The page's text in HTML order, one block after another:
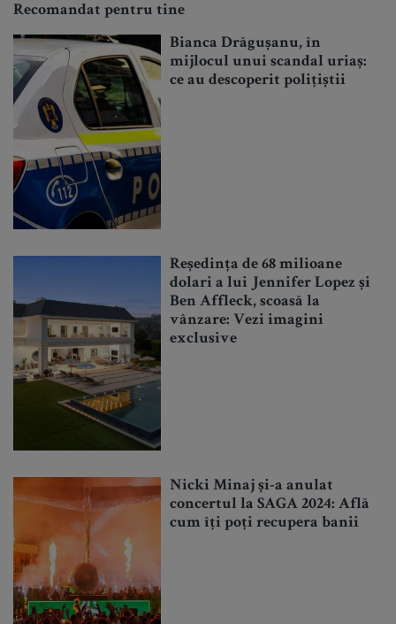
Recomandat pentru tine
Bianca Drăgușanu, în
mijlocul unui scandal uriaș:
ce au descoperit polițiștii
Reședința de 68 milioane
dolari a lui Jennifer Lopez și
Ben Affleck, scoasă la
vânzare: Vezi imagini
exclusive
Nicki Minaj și-a anulat
concertul la SAGA 2024: Află
cum îți poți recupera banii